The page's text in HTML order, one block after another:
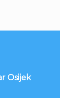
Osijek